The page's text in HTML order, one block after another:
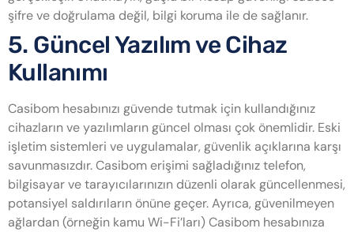
şifre ve doğrulama değil, bilgi koruma ile de sağlanır.
5. Güncel Yazılım ve Cihaz
Kullanımı
Casibom hesabınızı güvende tutmak için kullandığınız
cihazların ve yazılımların güncel olması çok önemlidir. Eski
işletim sistemleri ve uygulamalar, güvenlik açıklarına karşı
savunmasızdır. Casibom erişimi sağladığınız telefon,
bilgisayar ve tarayıcılarınızın düzenli olarak güncellenmesi,
potansiyel saldırıların önüne geçer. Ayrıca, güvenilmeyen
ağlardan (örneğin kamu Wi-Fi’ları) Casibom hesabınıza